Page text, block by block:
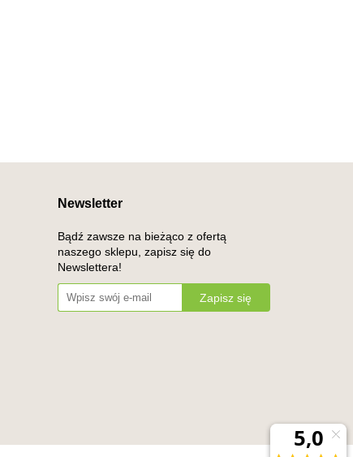
Newsletter
Bądź zawsze na bieżąco z ofertą
naszego sklepu, zapisz się do
Newslettera!